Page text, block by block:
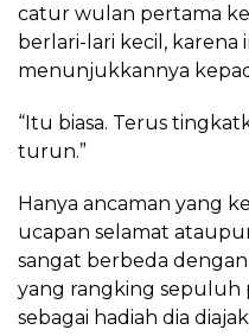
catur wulan pertama
berlari-lari kecil, karena
menunjukkannya
“Itu biasa. Terus
turun.”
Hanya ancaman yang
ucapan selamat
sangat berbeda
yang rangking sepuluh
sebagai hadiah dia